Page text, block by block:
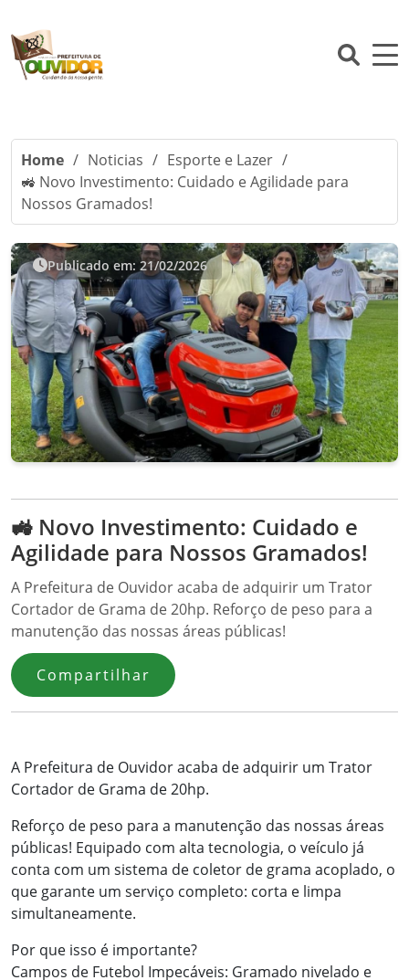
Home / Noticias / Esporte e Lazer /
🚜 Novo Investimento: Cuidado e Agilidade para
Nossos Gramados!
Publicado em: 21/02/2026
🚜 Novo Investimento: Cuidado e
Agilidade para Nossos Gramados!
A Prefeitura de Ouvidor acaba de adquirir um Trator
Cortador de Grama de 20hp. Reforço de peso para a
manutenção das nossas áreas públicas!
Compartilhar
A Prefeitura de Ouvidor acaba de adquirir um Trator
Cortador de Grama de 20hp.
Reforço de peso para a manutenção das nossas áreas
públicas! Equipado com alta tecnologia, o veículo já
conta com um sistema de coletor de grama acoplado, o
que garante um serviço completo: corta e limpa
simultaneamente.
Por que isso é importante?
Campos de Futebol Impecáveis: Gramado nivelado e